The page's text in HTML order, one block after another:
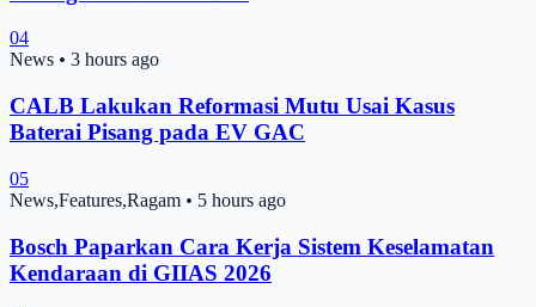
04
News • 3 hours ago
CALB Lakukan Reformasi Mutu Usai Kasus
Baterai Pisang pada EV GAC
05
News,Features,Ragam • 5 hours ago
Bosch Paparkan Cara Kerja Sistem Keselamatan
Kendaraan di GIIAS 2026